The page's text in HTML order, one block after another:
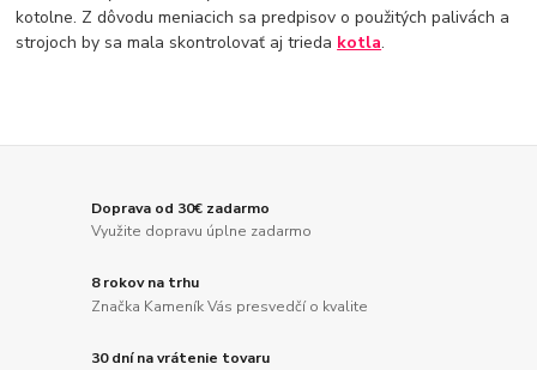
kotolne. Z dôvodu meniacich sa predpisov o použitých palivách a
strojoch by sa mala skontrolovať aj trieda kotla.
Doprava od 30€ zadarmo
Využite dopravu úplne zadarmo
8 rokov na trhu
Značka Kameník Vás presvedčí o kvalite
30 dní na vrátenie tovaru